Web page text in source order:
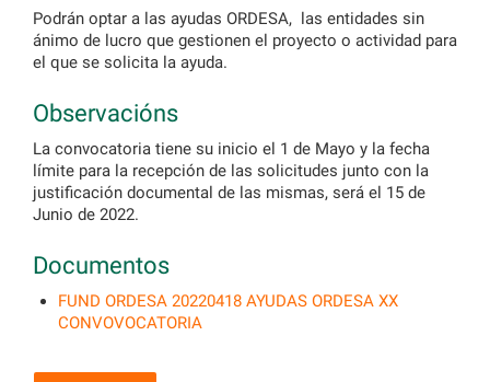
Podrán optar a las ayudas ORDESA, las entidades sin
ánimo de lucro que gestionen el proyecto o actividad para
el que se solicita la ayuda.
Observacións
La convocatoria tiene su inicio el 1 de Mayo y la fecha
límite para la recepción de las solicitudes junto con la
justificación documental de las mismas, será el 15 de
Junio de 2022.
Documentos
FUND ORDESA 20220418 AYUDAS ORDESA XX
CONVOVOCATORIA